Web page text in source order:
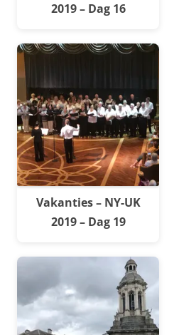
2019 – Dag 16
Vakanties – NY-UK
2019 – Dag 19